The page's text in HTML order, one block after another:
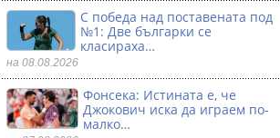
С победа над поставената под
№1: Две българки се
класираха…
на 08.08.2026
Фонсека: Истината е, че
Джокович иска да играем по-
малко…